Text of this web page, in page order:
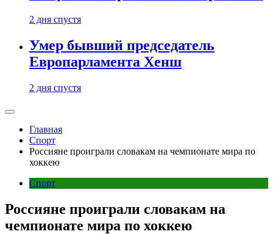
2 дня спустя
Умер бывший председатель
Европарламента Хенш
2 дня спустя
Главная
Спорт
Россияне проиграли словакам на чемпионате мира по
хоккею
Спорт
Россияне проиграли словакам на
чемпионате мира по хоккею